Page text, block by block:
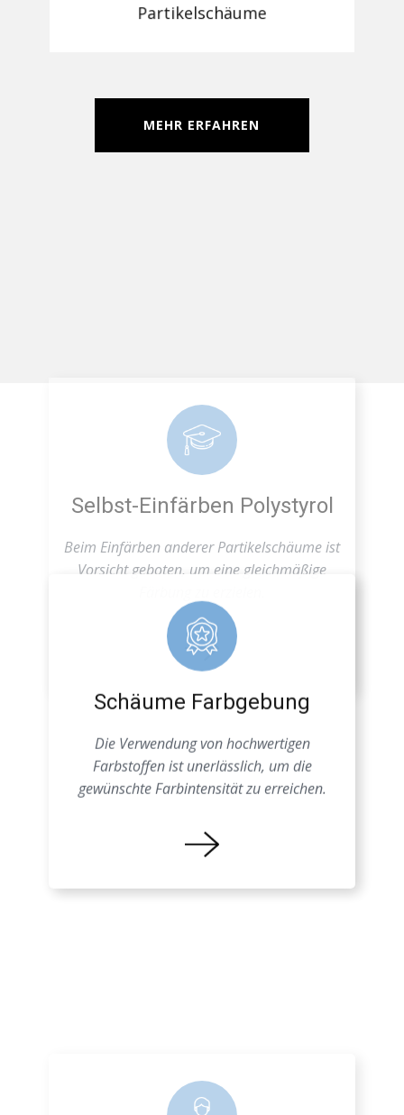
Partikelschäume
MEHR ERFAHREN
Beim Einfärben anderer Partikelschäume ist
Vorsicht geboten, um eine gleichmäßige
Färbung zu erzielen.
Schäume Farbgebung
Die Verwendung von hochwertigen
Farbstoffen ist unerlässlich, um die
gewünschte Farbintensität zu erreichen.
Eine genaue Kenntnis der